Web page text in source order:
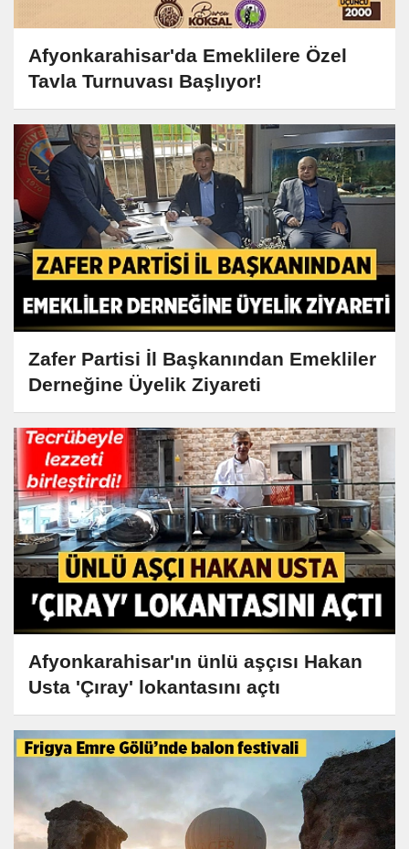
Afyonkarahisar'da Emeklilere Özel
Tavla Turnuvası Başlıyor!
Zafer Partisi İl Başkanından Emekliler
Derneğine Üyelik Ziyareti
Afyonkarahisar'ın ünlü aşçısı Hakan
Usta 'Çıray' lokantasını açtı